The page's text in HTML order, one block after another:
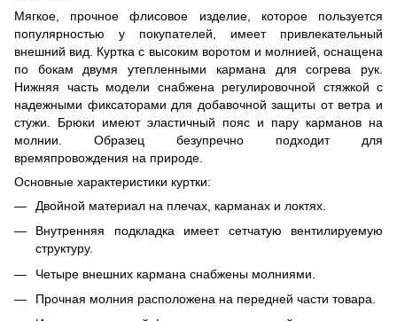
Мягкое, прочное флисовое изделие, которое пользуется
популярностью у покупателей, имеет привлекательный
внешний вид. Куртка с высоким воротом и молнией, оснащена
по бокам двумя утепленными кармана для согрева рук.
Нижняя часть модели снабжена регулировочной стяжкой с
надежными фиксаторами для добавочной защиты от ветра и
стужи. Брюки имеют эластичный пояс и пару карманов на
молнии. Образец безупречно подходит для
времяпровождения на природе.
Основные характеристики куртки:
Двойной материал на плечах, карманах и локтях.
Внутренняя подкладка имеет сетчатую вентилируемую
структуру.
Четыре внешних кармана снабжены молниями.
Прочная молния расположена на передней части товара.